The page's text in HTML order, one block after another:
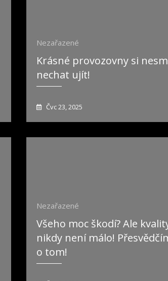
Nezařazené
Krásné provozovny si
nechat ujít!
Čvc 23, 2025
Nezařazené
Všeho moc škodí? Ale
nikdy není málo!
o tom!